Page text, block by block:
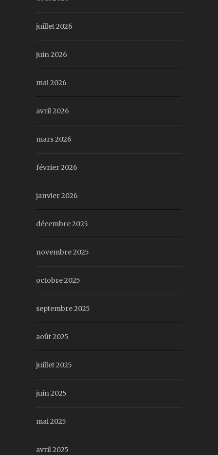
juillet 2026
juin 2026
mai 2026
avril 2026
mars 2026
février 2026
janvier 2026
décembre 2025
novembre 2025
octobre 2025
septembre 2025
août 2025
juillet 2025
juin 2025
mai 2025
avril 2025